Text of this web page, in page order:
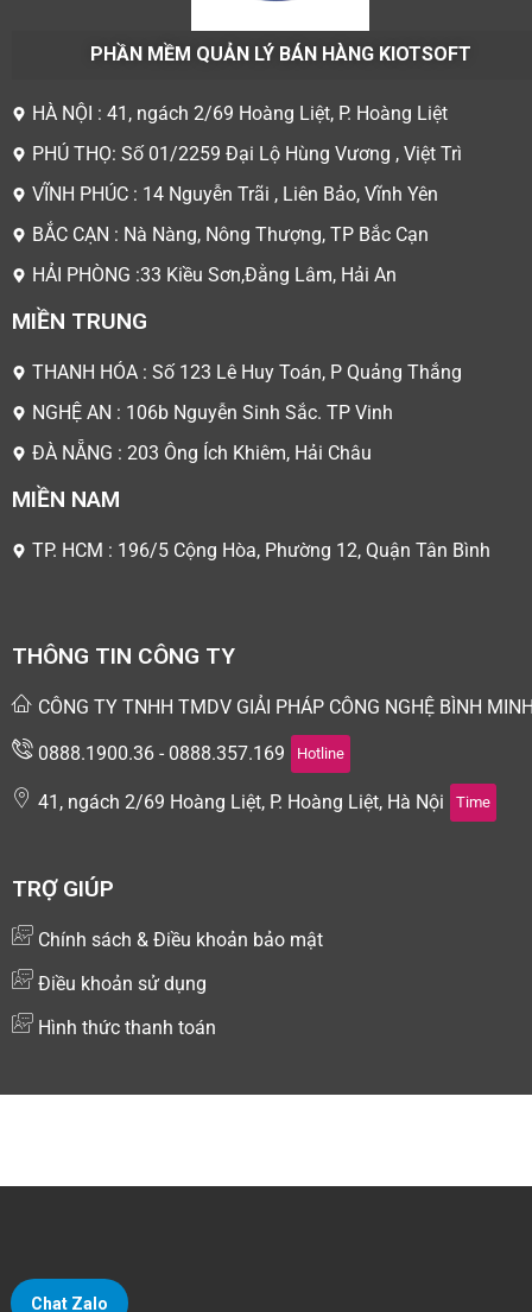
PHẦN MỀM QUẢN LÝ BÁN HÀNG KIOTSOFT
HÀ NỘI : 41, ngách 2/69 Hoàng Liệt, P. Hoàng Liệt
PHÚ THỌ: Số 01/2259 Đại Lộ Hùng Vương , Việt Trì
VĨNH PHÚC : 14 Nguyễn Trãi , Liên Bảo, Vĩnh Yên
BẮC CẠN : Nà Nàng, Nông Thượng, TP Bắc Cạn
HẢI PHÒNG :33 Kiều Sơn,Đằng Lâm, Hải An
MIỀN TRUNG
THANH HÓA : Số 123 Lê Huy Toán, P Quảng Thắng
NGHỆ AN : 106b Nguyễn Sinh Sắc. TP Vinh
ĐÀ NẴNG : 203 Ông Ích Khiêm, Hải Châu
MIỀN NAM
TP. HCM : 196/5 Cộng Hòa, Phường 12, Quận Tân Bình
THÔNG TIN CÔNG TY
CÔNG TY TNHH TMDV GIẢI PHÁP CÔNG NGHỆ BÌNH
0888.1900.36 - 0888.357.169 Hotline
41, ngách 2/69 Hoàng Liệt, P. Hoàng Liệt, Hà Nội Time
TRỢ GIÚP
Chính sách & Điều khoản bảo mật
Điều khoản sử dụng
Hình thức thanh toán
Chat Zalo